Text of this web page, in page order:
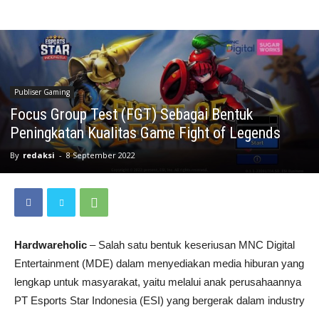
Publiser Gaming
Focus Group Test (FGT) Sebagai Bentuk
Peningkatan Kualitas Game Fight of Legends
By redaksi - 8 September 2022
Hardwareholic – Salah satu bentuk keseriusan MNC Digital
Entertainment (MDE) dalam menyediakan media hiburan yang
lengkap untuk masyarakat, yaitu melalui anak perusahaannya
PT Esports Star Indonesia (ESI) yang bergerak dalam industry